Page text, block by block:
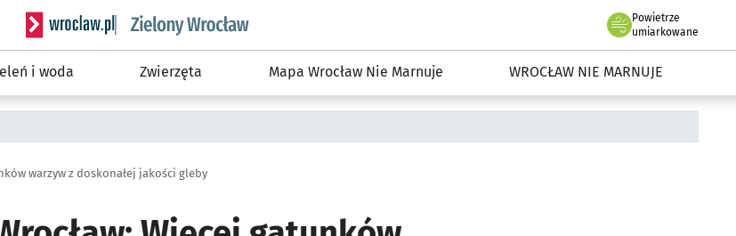
Serwis informacyjny wroclaw.pl podserwis: Środowisko we Wrocławiu
Powietrze
we Wrocławiu
umiarkowane
i woda Zwierzęta Mapa Wrocław Nie Marnuje WROCŁAW NIE MARNUJE
warzyw z doskonałej jakości gleby